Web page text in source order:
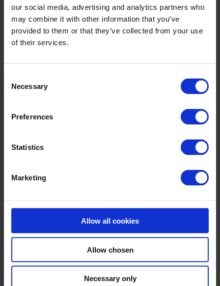
our social media, advertising and analytics partners who
may combine it with other information that you’ve
provided to them or that they’ve collected from your use
of their services.
Selection
Necessary
Preferences
Statistics
Marketing
Allow all cookies
Allow chosen
Necessary only
fahren ist.
Warenspeicher in Verbindung mit
Schermaschinen, Kettelmaschinen oder
Bedingungen arbeitet, werden alle Warenspeicher mit den
jeweiligen Aggregaten davor oder danach synchronisiert. In dieser
Technische Spezifikationen
CAMPEN garantiert, dass alle Teppichqualitäten ohne Falten
Wickler sehr hohe Geschwindigkeiten sogar mit kurzen
Rollenlängen erreichen kann, was eine hohe Kapazität
Automatische Steuerung der Be-/Entlastung mit